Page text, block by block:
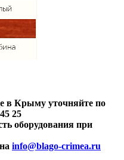
в Крыму уточняйте по
25
оборудования при
info@blago-crimea.ru